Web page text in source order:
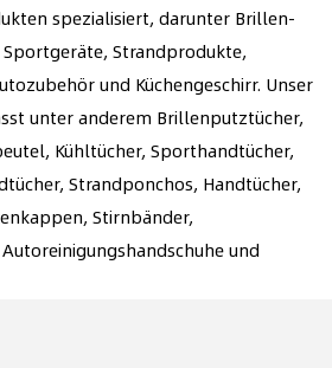
spezialisiert, darunter Brillen-
Strandprodukte,
und Küchengeschirr. Unser
unter anderem Brillenputztücher,
Kühltücher, Sporthandtücher,
Strandponchos, Handtücher,
Stirnbänder,
und